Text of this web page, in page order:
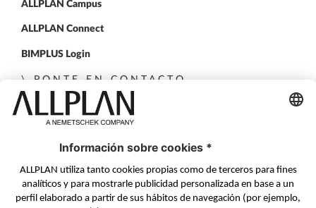
ALLPLAN Campus
ALLPLAN Connect
BIMPLUS Login
PONTE EN CONTACTO
Formulario de contacto
Distribuidores Autorizados
SÍGUENOS EN